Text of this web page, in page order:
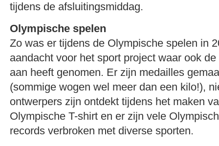
tijdens de afsluitingsmiddag.
Olympische spelen
Zo was er tijdens de Olympische spelen in
aandacht voor het sport project waar ook
aan heeft genomen. Er zijn medailles
(sommige wogen wel meer dan een kilo!),
ontwerpers zijn ontdekt tijdens het maken
Olympische T-shirt en er zijn vele
records verbroken met diverse sporten.